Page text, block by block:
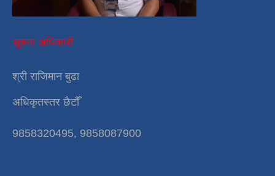
सूचना अधिकारी
श्री राजिमान बुढा
अधिकृतस्तर छैटौँ
9858320495, 9858087900